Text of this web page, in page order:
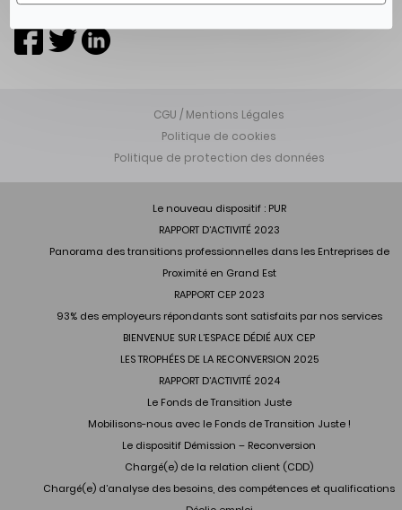
CGU / Mentions Légales
Politique de cookies
Politique de protection des données
Le nouveau dispositif : PUR
RAPPORT D’ACTIVITÉ 2023
Panorama des transitions professionnelles dans les Entreprises de
Proximité en Grand Est
RAPPORT CEP 2023
93% des employeurs répondants sont satisfaits par nos services
BIENVENUE SUR L’ESPACE DÉDIÉ AUX CEP
LES TROPHÉES DE LA RECONVERSION 2025
RAPPORT D’ACTIVITÉ 2024
Le Fonds de Transition Juste
Mobilisons-nous avec le Fonds de Transition Juste !
Le dispositif Démission – Reconversion
Chargé(e) de la relation client (CDD)
Chargé(e) d’analyse des besoins, des compétences et qualifications